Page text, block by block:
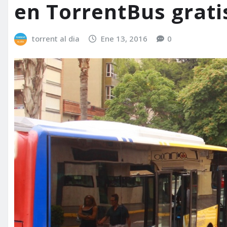
en TorrentBus
torrent al dia Ene 13, 2016 0